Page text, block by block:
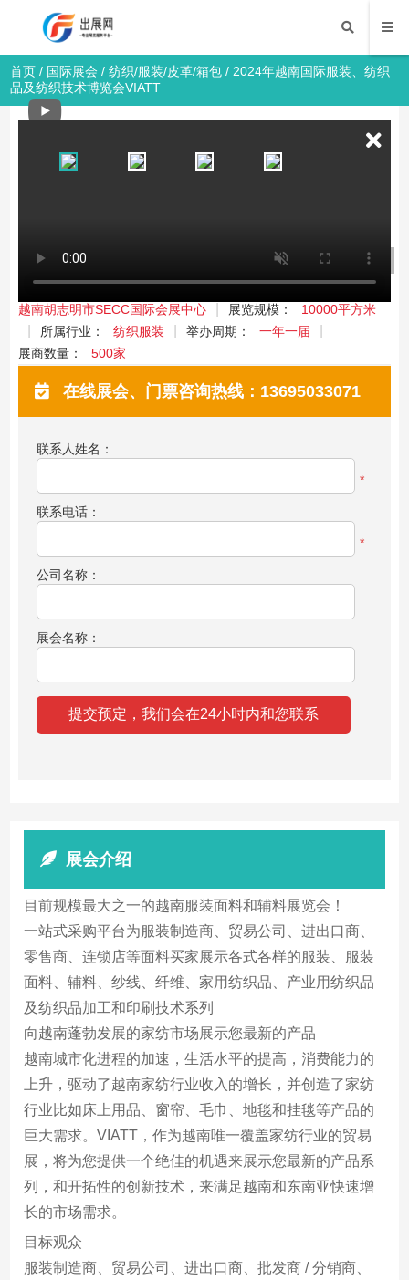
首页 / 国际展会 /纺织/服装/皮革/箱包 / 2024年越南国际服装、纺织
品及纺织技术博览会VIATT
国际展会
举办时间： 2024年2月28日-3月1日举办展馆：
越南胡志明市SECC国际会展中心
展览规模：
10000平方米
所属行业：
纺织服装 举办周期：
一年一届
展商数量：
500家
在线展会、门票咨询热线：13695033071
联系人姓名：
*
联系电话：
*
公司名称：
展会名称：
展会介绍
目前规模最大之一的越南服装面料和辅料展览会！
一站式采购平台为服装制造商、贸易公司、进出口商、
零售商、连锁店等面料买家展示各式各样的服装、服装
面料、辅料、纱线、纤维、家用纺织品、产业用纺织品
及纺织品加工和印刷技术系列
向越南蓬勃发展的家纺市场展示您最新的产品
越南城市化进程的加速，生活水平的提高，消费能力的
上升，驱动了越南家纺行业收入的增长，并创造了家纺
行业比如床上用品、窗帘、毛巾、地毯和挂毯等产品的
巨大需求。VIATT，作为越南唯一覆盖家纺行业的贸易
展，将为您提供一个绝佳的机遇来展示您最新的产品系
列，和开拓性的创新技术，来满足越南和东南亚快速增
长的市场需求。
目标观众
服装制造商、贸易公司、进出口商、批发商 / 分销商、